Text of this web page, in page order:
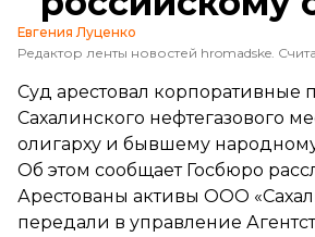
Евгения Луценко
Суд арестовал корпоративные
Сахалинского нефтегазового
олигарху и бывшему народному
Об этом сообщаетГосбюро
Арестованы активы ООО
передали в управление